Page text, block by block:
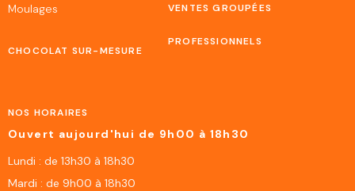
Moulages
CHOCOLAT SUR-MESURE
VENTES GROUPÉES
PROFESSIONNELS
NOS HORAIRES
Ouvert aujourd'hui de 9h00 à 18h30
Lundi : de 13h30 à 18h30
Mardi : de 9h00 à 18h30